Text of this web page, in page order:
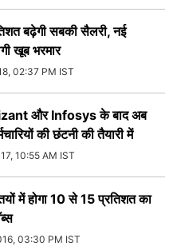
बढ़ेगी सबकी सैलरी, नई
खूब भरमार
02:37 PM IST
और Infosys के बाद अब
की छंटनी की तैयारी में
10:55 AM IST
में होगा 10 से 15 प्रतिशत का
03:30 PM IST